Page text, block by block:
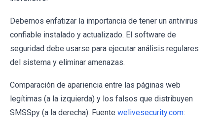
Debemos enfatizar la importancia de tener un antivirus
confiable instalado y actualizado. El software de
seguridad debe usarse para ejecutar análisis regulares
del sistema y eliminar amenazas.
Comparación de apariencia entre las páginas web
legítimas (a la izquierda) y los falsos que distribuyen
SMSSpy (a la derecha). Fuente welivesecurity.com: